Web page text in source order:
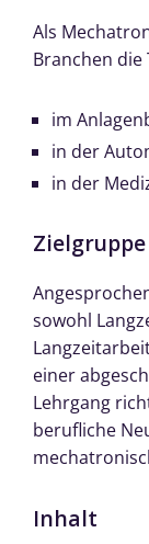
Als
Branchen die
im
in der
in der
Zielgruppe
sowohl
einer
Lehrgang
berufliche
Inhalt